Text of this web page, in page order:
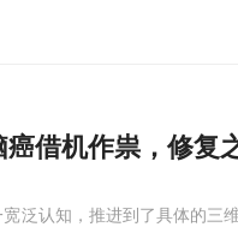
借机作祟，修复
泛认知，推进到了具体的三